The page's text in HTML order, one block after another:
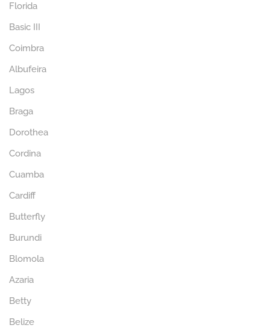
Florida
Basic III
Coimbra
Albufeira
Lagos
Braga
Dorothea
Cordina
Cuamba
Cardiff
Butterfly
Burundi
Blomola
Azaria
Betty
Belize